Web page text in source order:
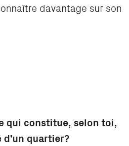
davantage sur son
qui constitue, selon toi,
d’un quartier?